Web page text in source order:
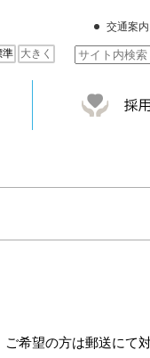
交通案内
準 大きく
希望の方は郵送にて